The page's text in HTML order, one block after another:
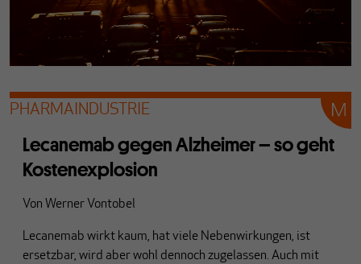
PHARMAINDUSTRIE
Lecanemab gegen Alzheimer – so geht
Kostenexplosion
Von Werner Vontobel
Lecanemab wirkt kaum, hat viele Nebenwirkungen, ist
ersetzbar, wird aber wohl dennoch zugelassen. Auch mit